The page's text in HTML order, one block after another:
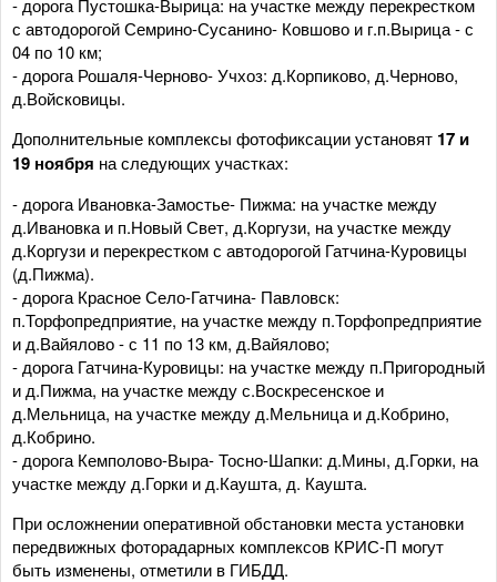
- дорога Пустошка-Вырица: на участке между перекрестком
с автодорогой Семрино-Сусанино- Ковшово и г.п.Вырица - с
04 по 10 км;
- дорога Рошаля-Черново- Учхоз: д.Корпиково, д.Черново,
д.Войсковицы.
Дополнительные комплексы фотофиксации установят 17 и
19 ноября на следующих участках:
- дорога Ивановка-Замостье- Пижма: на участке между
д.Ивановка и п.Новый Свет, д.Коргузи, на участке между
д.Коргузи и перекрестком с автодорогой Гатчина-Куровицы
(д.Пижма).
- дорога Красное Село-Гатчина- Павловск:
п.Торфопредприятие, на участке между п.Торфопредприятие
и д.Вайялово - с 11 по 13 км, д.Вайялово;
- дорога Гатчина-Куровицы: на участке между п.Пригородный
и д.Пижма, на участке между с.Воскресенское и
д.Мельница, на участке между д.Мельница и д.Кобрино,
д.Кобрино.
- дорога Кемполово-Выра- Тосно-Шапки: д.Мины, д.Горки, на
участке между д.Горки и д.Каушта, д. Каушта.
При осложнении оперативной обстановки места установки
передвижных фоторадарных комплексов КРИС-П могут
быть изменены, отметили в ГИБДД.